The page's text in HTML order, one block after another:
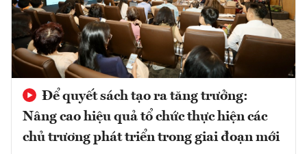
Để quyết sách tạo ra tăng trưởng:
Nâng cao hiệu quả tổ chức thực hiện các
chủ trương phát triển trong giai đoạn mới